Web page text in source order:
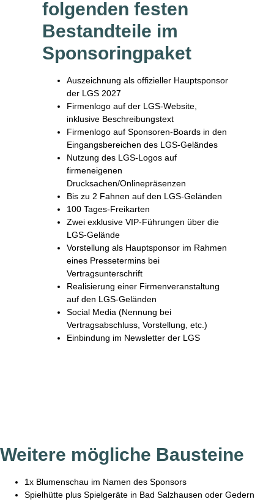
folgenden festen
Bestandteile im
Sponsoringpaket
Auszeichnung als offizieller Hauptsponsor
der LGS 2027
Firmenlogo auf der LGS-Website,
inklusive Beschreibungstext
Firmenlogo auf Sponsoren-Boards in den
Eingangsbereichen des LGS-Geländes
Nutzung des LGS-Logos auf
firmeneigenen
Drucksachen/Onlinepräsenzen
Bis zu 2 Fahnen auf den LGS-Geländen
100 Tages-Freikarten
Zwei exklusive VIP-Führungen über die
LGS-Gelände
Vorstellung als Hauptsponsor im Rahmen
eines Pressetermins bei
Vertragsunterschrift
Realisierung einer Firmenveranstaltung
auf den LGS-Geländen
Social Media (Nennung bei
Vertragsabschluss, Vorstellung, etc.)
Einbindung im Newsletter der LGS
Weitere mögliche Bausteine
1x Blumenschau im Namen des Sponsors
Spielhütte plus Spielgeräte in Bad Salzhausen oder Gedern